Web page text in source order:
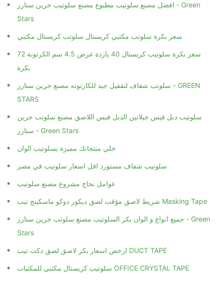
افضل مصنع سلوتيب مطبوع مصنع سلوتيب جرين ستارز - Green
Stars
سعر بكرة سلوتب مكتبي كريستال سلوتب كريستال مكتبي
سعر بكرة سلوتيب كريستال 40 ياردة عرض 4.5 سم الكرتونة 72
بكرة
سلوتب شفاف لتقفيل جيد للكارتونه مصنع جرين ستارز - GREEN
STARS
سلوتيب دبل فيس جيلاتين الدبل فيس اللاصق مصنع سلوتب جرين
ستارز - Green Stars
خلي منتجاتك مميزة بسلوتيب الوان
سلوتيب شفاف مستورد اقل اسعار سلوتيب في مصر
عوامل نجاح مشروع مصنع سلوتيب
شريط لاصق مؤقت لصق ديكور دوكو ماسكينج تيب Masking Tape
جميع انواع و الوان بكر السلوتيب مصنع سلوتب جرين ستارز - Green
Stars
ارخص اسعار بكر لاصق لصق دكت تيب DUCT TAPE
سلوتيب كريستال مكتبي للمكتبات OFFICE CRYSTAL TAPE